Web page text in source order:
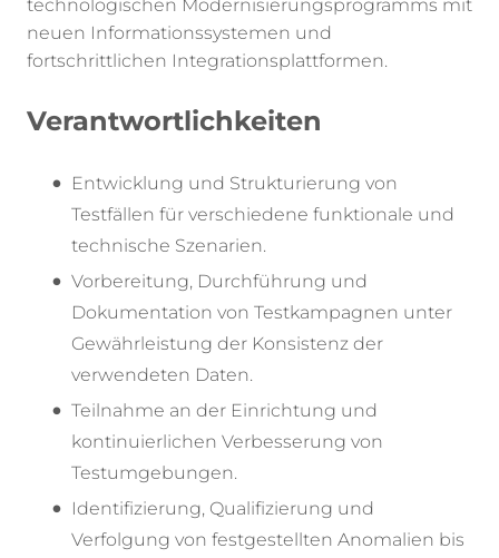
technologischen Modernisierungsprogramms mit
neuen Informationssystemen und
fortschrittlichen Integrationsplattformen.
Verantwortlichkeiten
Entwicklung und Strukturierung von
Testfällen für verschiedene funktionale und
technische Szenarien.
Vorbereitung, Durchführung und
Dokumentation von Testkampagnen unter
Gewährleistung der Konsistenz der
verwendeten Daten.
Teilnahme an der Einrichtung und
kontinuierlichen Verbesserung von
Testumgebungen.
Identifizierung, Qualifizierung und
Verfolgung von festgestellten Anomalien bis